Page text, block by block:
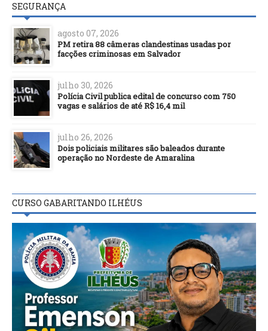
SEGURANÇA
agosto 07, 2026
PM retira 88 câmeras clandestinas usadas por
facções criminosas em Salvador
julho 30, 2026
Polícia Civil publica edital de concurso com 750
vagas e salários de até R$ 16,4 mil
julho 26, 2026
Dois policiais militares são baleados durante
operação no Nordeste de Amaralina
CURSO GABARITANDO ILHÉUS